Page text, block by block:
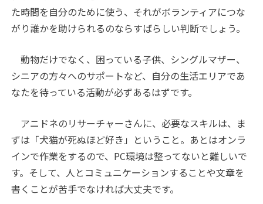
た時間を自分のために使う、それがボランティアにつな
がり誰かを助けられるのならすばらしい判断でしょう。
動物だけでなく、困っている子供、シングルマザー、
シニアの方々へのサポートなど、自分の生活エリアであ
なたを待っている活動が必ずあるはずです。
アニドネのリサーチャーさんに、必要なスキルは、ま
ずは「犬猫が死ぬほど好き」ということ。あとはオンラ
インで作業をするので、PC環境は整ってないと難しいで
す。そして、人とコミュニケーションすることや文章を
書くことが苦手でなければ大丈夫です。